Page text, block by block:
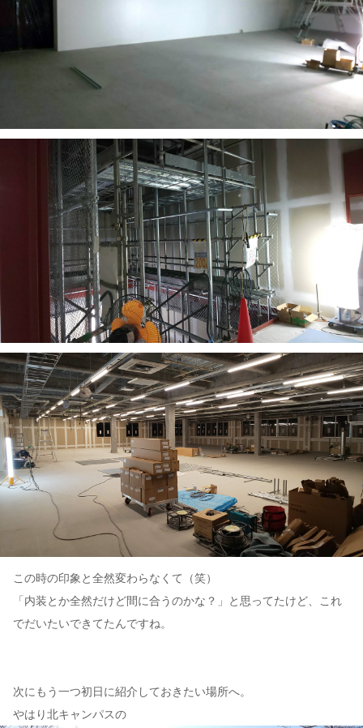
この時の印象と全然変わらなくて（笑）
「内装とか全然だけど間に合うのかな？」と思ってたけど、これ
でだいたいできてたんですね。
次にもう一つ初日に紹介しておきたい場所へ。
やはり北キャンパスの